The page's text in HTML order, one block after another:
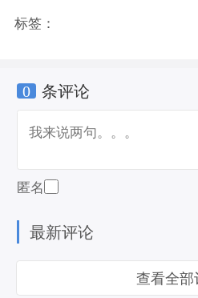
标签：
0 条评论
匿名
最新评论
查看全部